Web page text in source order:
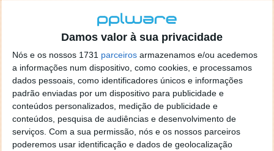
Damos valor à sua privacidade
Nós e os nossos 1731 parceiros armazenamos e/ou acedemos
a informações num dispositivo, como cookies, e processamos
dados pessoais, como identificadores únicos e informações
padrão enviadas por um dispositivo para publicidade e
conteúdos personalizados, medição de publicidade e
conteúdos, pesquisa de audiências e desenvolvimento de
serviços. Com a sua permissão, nós e os nossos parceiros
poderemos usar identificação e dados de geolocalização
Love, Death & Robots
Criaturas assustadoras, surpresas arrepiantes e
humor negro. Tudo isto e muito mais nesta série
antológica de animação para adultos de Tim Miller e
David Fincher. Acabada de estrear já se está a revelar
um sucesso, com uma pontuaçãode 9,2/10 no IMDb.